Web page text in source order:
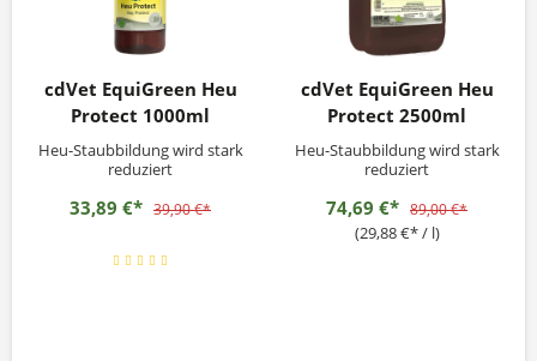
cdVet EquiGreen Heu
Protect 1000ml
Heu-Staubbildung wird stark
reduziert
33,89 €* 39,90 €*
cdVet EquiGreen Heu
Protect 2500ml
Heu-Staubbildung wird stark
reduziert
74,69 €* 89,00 €*
(29,88 €* / l)